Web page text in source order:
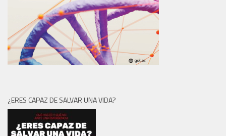
¿ERES CAPAZ DE SALVAR UNA VIDA?